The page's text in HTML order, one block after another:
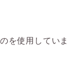
を使用していま